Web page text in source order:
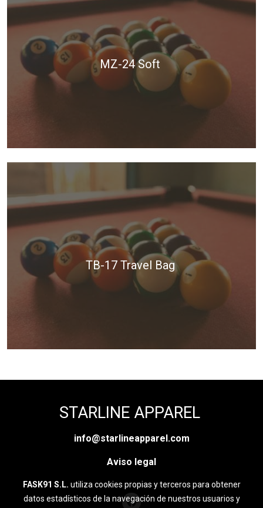
MZ-24 Soft
TB-17 Travel Bag
STARLINE APPAREL
info@starlineapparel.com
Aviso legal
FASK91 S.L. utiliza cookies propias y terceros para obtener
datos estadísticos de la navegación de nuestros usuarios y